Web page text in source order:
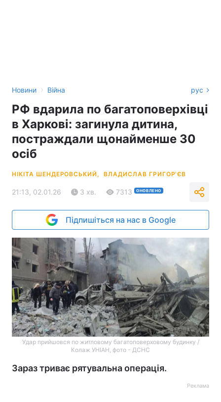
Новини › Війна рус
РФ вдарила по багатоповерхівці
в Харкові: загинула дитина,
постраждали щонайменше 30
осіб
НІКІТА ШЕНДЕРОВСЬКИЙ, ВЛАДИСЛАВ ГРИГОР'ЄВ
21:13, 02.01.26 3 хв. 7313 ОНОВЛЕНО
Підпишіться на нас в Google
Удар прийшовся по житловому багатоповерховому будинку /
Колаж УНІАН, фото - ДСНС
Зараз триває рятувальна операція.
Реклама